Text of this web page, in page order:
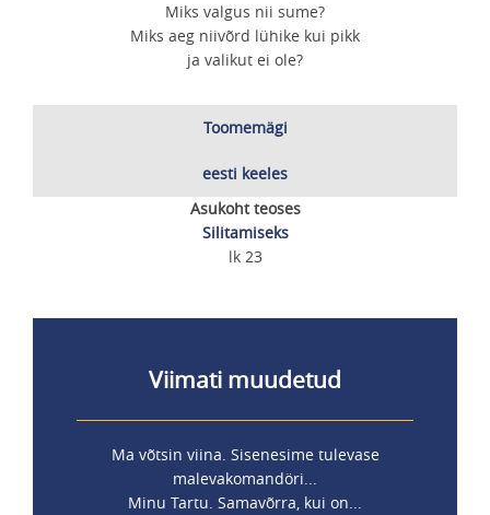
Miks valgus nii sume?
Miks aeg niivõrd lühike kui pikk
ja valikut ei ole?
Toomemägi
eesti keeles
Asukoht teoses
Silitamiseks
lk 23
Viimati muudetud
Ma võtsin viina. Sisenesime tulevase
malevakomandöri...
Minu Tartu. Samavõrra, kui on...